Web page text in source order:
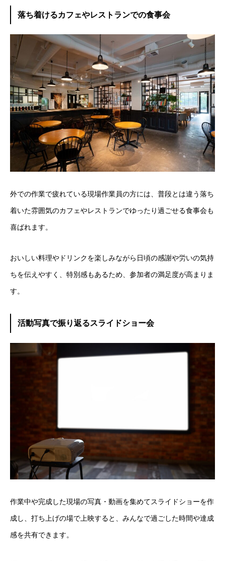
落ち着けるカフェやレストランでの食事会
外での作業で疲れている現場作業員の方には、普段とは違う落ち
着いた雰囲気のカフェやレストランでゆったり過ごせる食事会も
喜ばれます。
おいしい料理やドリンクを楽しみながら日頃の感謝や労いの気持
ちを伝えやすく、特別感もあるため、参加者の満足度が高まりま
す。
活動写真で振り返るスライドショー会
作業中や完成した現場の写真・動画を集めてスライドショーを作
成し、打ち上げの場で上映すると、みんなで過ごした時間や達成
感を共有できます。